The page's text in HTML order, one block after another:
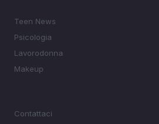
Teen News
Psicologia
Lavorodonna
Makeup
Contattaci